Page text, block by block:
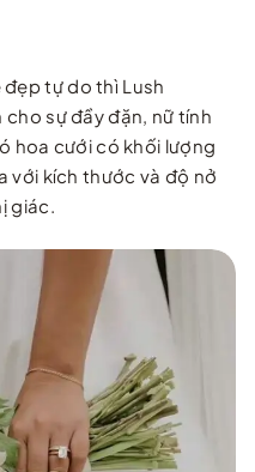
tự do thì Lush
sự đầy đặn, nữ tính
hoa cưới có khối lượng
với kích thước và độ nở
giác.